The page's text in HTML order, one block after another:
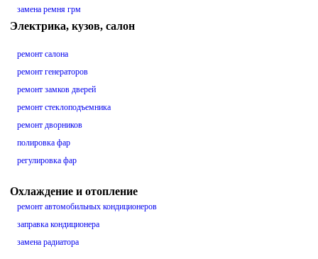
замена ремня грм
Электрика, кузов, салон
ремонт салона
ремонт генераторов
ремонт замков дверей
ремонт стеклоподъемника
ремонт дворников
полировка фар
регулировка фар
Охлаждение и отопление
ремонт автомобильных кондиционеров
заправка кондиционера
замена радиатора